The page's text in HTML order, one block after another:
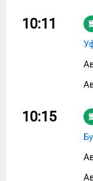
10:11
10:15